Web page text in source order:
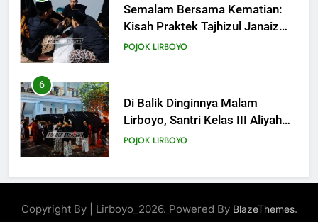
Semalam Bersama Kematian:
Kisah Praktek Tajhizul Janaiz
Siswa III Aliyah
POJOK LIRBOYO
6
Di Balik Dinginnya Malam
Lirboyo, Santri Kelas III Aliyah
Belajar Praktik Tajhizul Janaiz
POJOK LIRBOYO
7
Lirboyo, Bekali Santri dengan
Copyright By | Lirboyo_2026. Powered By BlazeThemes.